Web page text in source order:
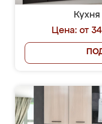
Цена: от